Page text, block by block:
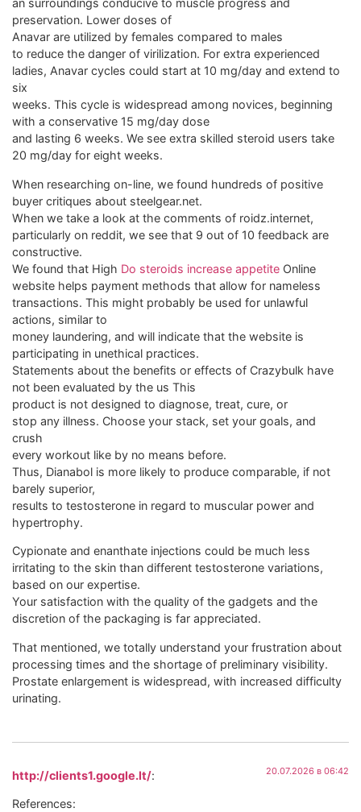
an surroundings conducive to muscle progress and
preservation. Lower doses of
Anavar are utilized by females compared to males
to reduce the danger of virilization. For extra experienced
ladies, Anavar cycles could start at 10 mg/day and extend to
six
weeks. This cycle is widespread among novices, beginning
with a conservative 15 mg/day dose
and lasting 6 weeks. We see extra skilled steroid users take
20 mg/day for eight weeks.
When researching on-line, we found hundreds of positive
buyer critiques about steelgear.net.
When we take a look at the comments of roidz.internet,
particularly on reddit, we see that 9 out of 10 feedback are
constructive.
We found that High Do steroids increase appetite Online
website helps payment methods that allow for nameless
transactions. This might probably be used for unlawful
actions, similar to
money laundering, and will indicate that the website is
participating in unethical practices.
Statements about the benefits or effects of Crazybulk have
not been evaluated by the us This
product is not designed to diagnose, treat, cure, or
stop any illness. Choose your stack, set your goals, and
crush
every workout like by no means before.
Thus, Dianabol is more likely to produce comparable, if not
barely superior,
results to testosterone in regard to muscular power and
hypertrophy.
Cypionate and enanthate injections could be much less
irritating to the skin than different testosterone variations,
based on our expertise.
Your satisfaction with the quality of the gadgets and the
discretion of the packaging is far appreciated.
That mentioned, we totally understand your frustration about
processing times and the shortage of preliminary visibility.
Prostate enlargement is widespread, with increased difficulty
urinating.
http://clients1.google.lt/: 20.07.2026 в 06:42
References: